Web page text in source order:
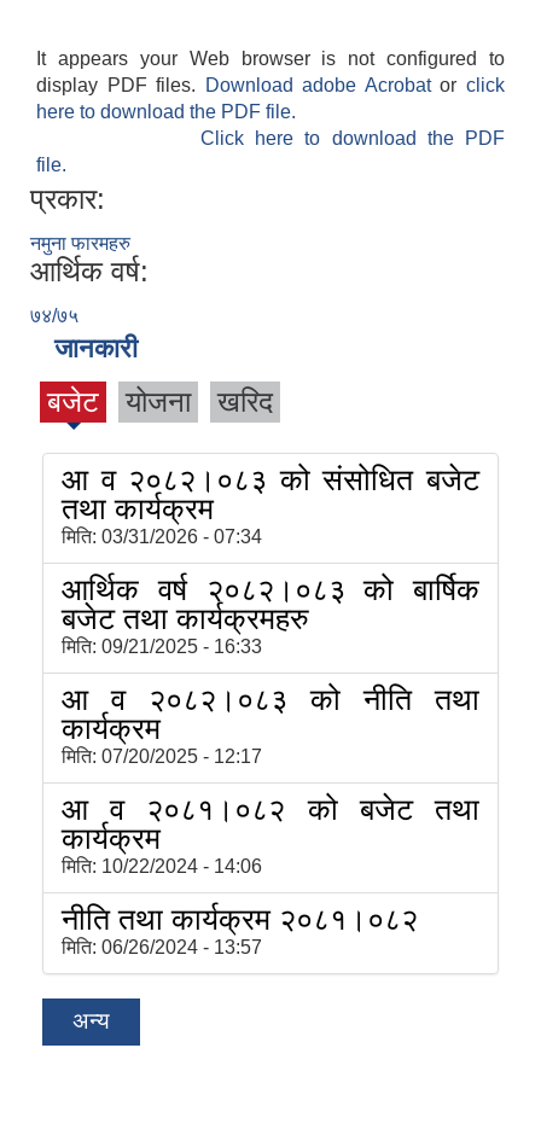
It appears your Web browser is not configured to
display PDF files.
Download adobe Acrobatorclick
here to download the PDF file.
Click here to download the PDF
file.
प्रकार:
नमुना फारमहरु
आर्थिक वर्ष:
७४/७५
जानकारी
बजेट योजना खरिद
आ व २०८२।०८३ को संसोधित बजेट
तथा कार्यक्रम
मिति: 03/31/2026 - 07:34
आर्थिक वर्ष २०८२।०८३ को बार्षिक
बजेट तथा कार्यक्रमहरु
मिति: 09/21/2025 - 16:33
आ व २०८२।०८३ को नीति तथा
कार्यक्रम
मिति: 07/20/2025 - 12:17
आ व २०८१।०८२ को बजेट तथा
कार्यक्रम
मिति: 10/22/2024 - 14:06
नीति तथा कार्यक्रम २०८१।०८२
मिति: 06/26/2024 - 13:57
अन्य